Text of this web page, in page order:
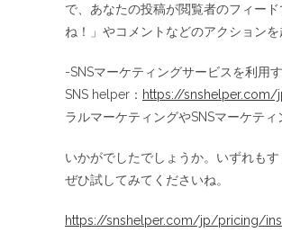
で、あなたの投稿が閲覧者のフィー
ね！」やコメントなどのアクション
-SNSマーケティングサービスを利用す
SNS helper： https://
ラルマーケティングやSNSマーケテ
いかがでしたでしょうか。いずれも
ぜひ試してみてくださいね。
https://snshelper.com/jp/pricing/